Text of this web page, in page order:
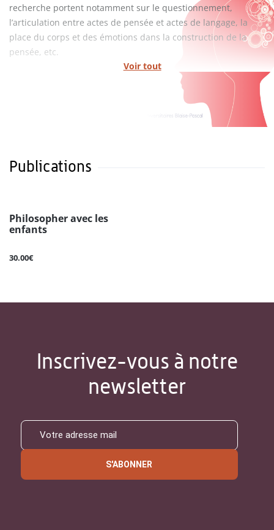
Voir tout
recherche portent notamment sur le questionnement,
l’articulation entre actes de pensée et actes de langage, la
place du corps et des émotions dans la construction de la
pensée, etc.
Publications
Philosopher avec les
enfants
30.00€
Inscrivez-vous à notre
newsletter
S'ABONNER